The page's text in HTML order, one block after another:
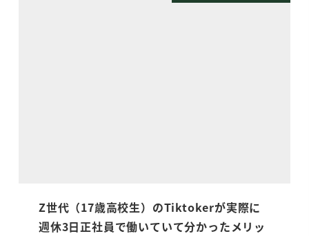
Z世代（17歳高校生）のTiktokerが実際に
週休3日正社員で働いていて分かったメリッ